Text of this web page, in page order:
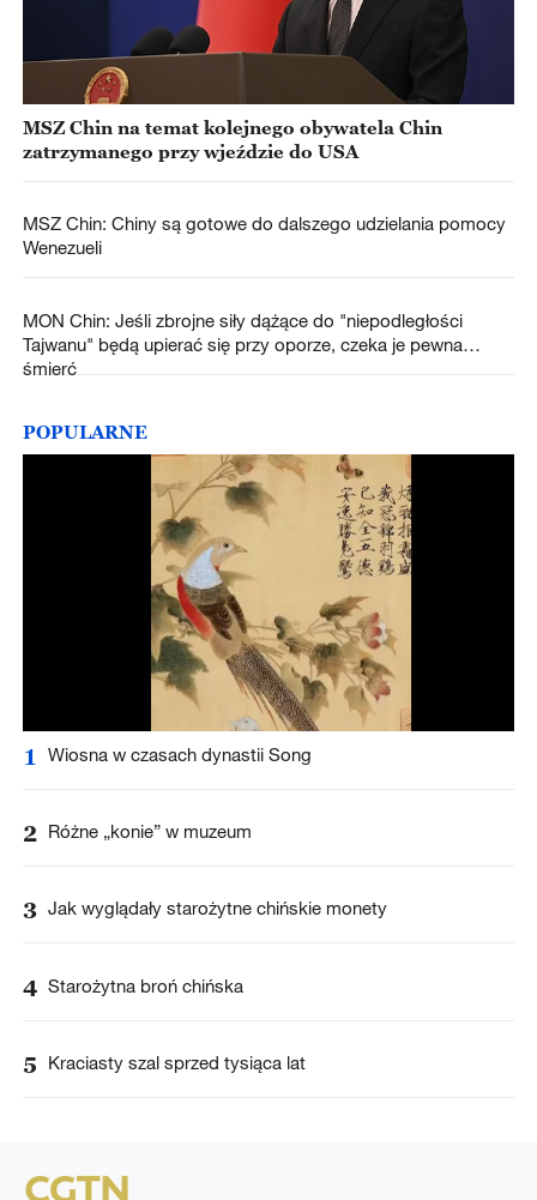
MSZ Chin na temat kolejnego obywatela Chin
zatrzymanego przy wjeździe do USA
MSZ Chin: Chiny są gotowe do dalszego udzielania pomocy
Wenezueli
MON Chin: Jeśli zbrojne siły dążące do "niepodległości
Tajwanu" będą upierać się przy oporze, czeka je pewna
śmierć
POPULARNE
1 Wiosna w czasach dynastii Song
2 Różne „konie” w muzeum
3 Jak wyglądały starożytne chińskie monety
4 Starożytna broń chińska
5 Kraciasty szal sprzed tysiąca lat